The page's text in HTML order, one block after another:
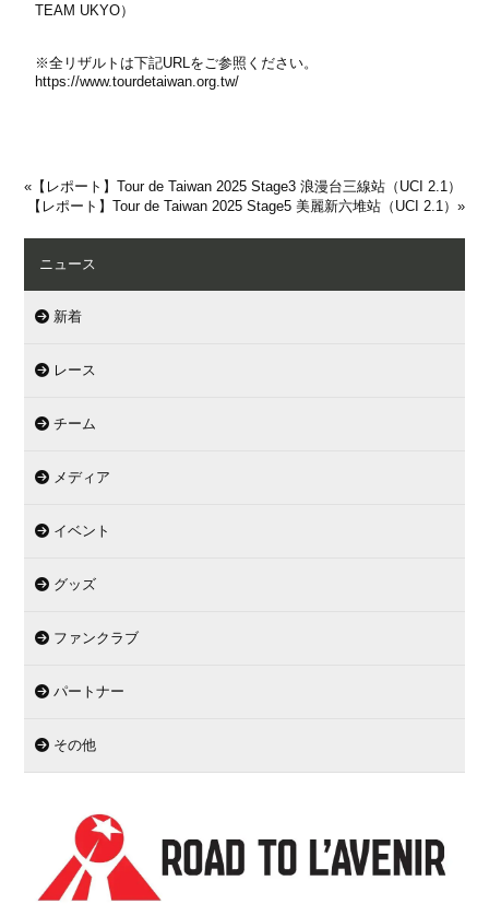
TEAM UKYO）
※全リザルトは下記URLをご参照ください。
https://www.tourdetaiwan.org.tw/
« 【レポート】Tour de Taiwan 2025 Stage3 浪漫台三線站（UCI 2.1）
【レポート】Tour de Taiwan 2025 Stage5 美麗新六堆站（UCI 2.1） »
ニュース
新着
レース
チーム
メディア
イベント
グッズ
ファンクラブ
パートナー
その他